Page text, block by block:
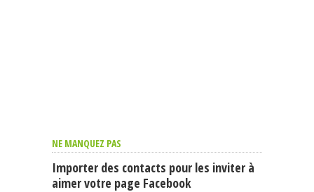
NE MANQUEZ PAS
Importer des contacts pour les inviter à
aimer votre page Facebook